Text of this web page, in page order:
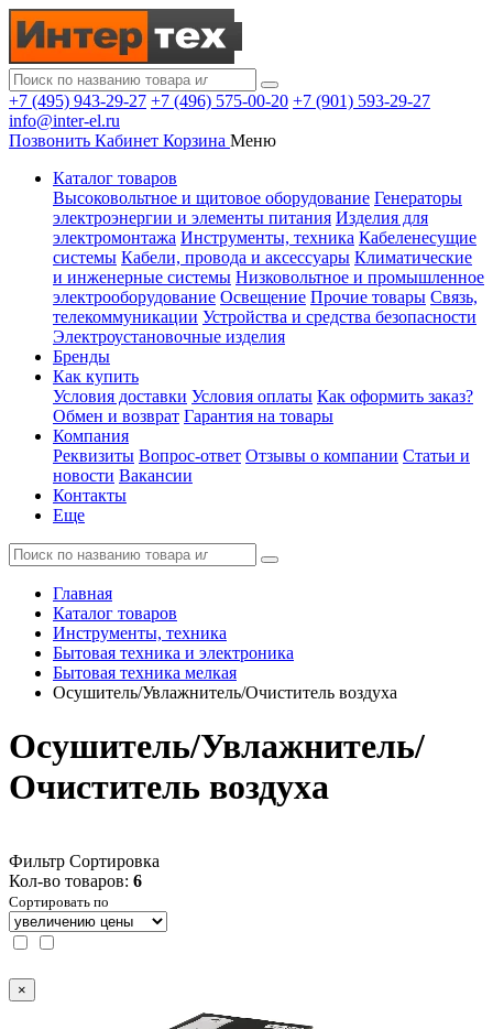
+7 (495) 943-29-27 +7 (496) 575-00-20 +7 (901) 593-29-27
info@inter-el.ru
Позвонить Кабинет Корзина Меню
Каталог товаров
Высоковольтное и щитовое оборудование Генераторы
электроэнергии и элементы питания Изделия для
электромонтажа Инструменты, техника Кабеленесущие
системы Кабели, провода и аксессуары Климатические
и инженерные системы Низковольтное и промышленное
электрооборудование Освещение Прочие товары Связь,
телекоммуникации Устройства и средства безопасности
Электроустановочные изделия
Бренды
Как купить
Условия доставки Условия оплаты Как оформить заказ?
Обмен и возврат Гарантия на товары
Компания
Реквизиты Вопрос-ответ Отзывы о компании Статьи и
новости Вакансии
Контакты
Еще
Главная
Каталог товаров
Инструменты, техника
Бытовая техника и электроника
Бытовая техника мелкая
Осушитель/Увлажнитель/Очиститель воздуха
Осушитель/Увлажнитель/
Очиститель воздуха
Фильтр Сортировка
Кол-во товаров: 6
Сортировать по
×